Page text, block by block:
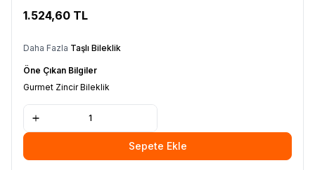
1.524,60 TL
Daha Fazla Taşlı Bileklik
Öne Çıkan Bilgiler
Gurmet Zincir Bileklik
Sepete Ekle